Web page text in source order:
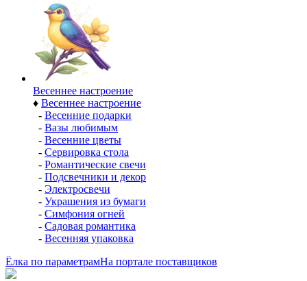
Весеннее настроение
♦ Весеннее настроение
- Весенние подарки
- Вазы любимым
- Весенние цветы
- Сервировка стола
- Романтические свечи
- Подсвечники и декор
- Электросвечи
- Украшения из бумаги
- Симфония огней
- Садовая романтика
- Весенняя упаковка
Ёлка по параметрамНа портале поставщиков